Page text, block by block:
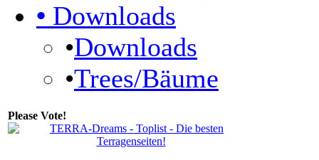
• Downloads
•Downloads
•Trees/Bäume
Please Vote!